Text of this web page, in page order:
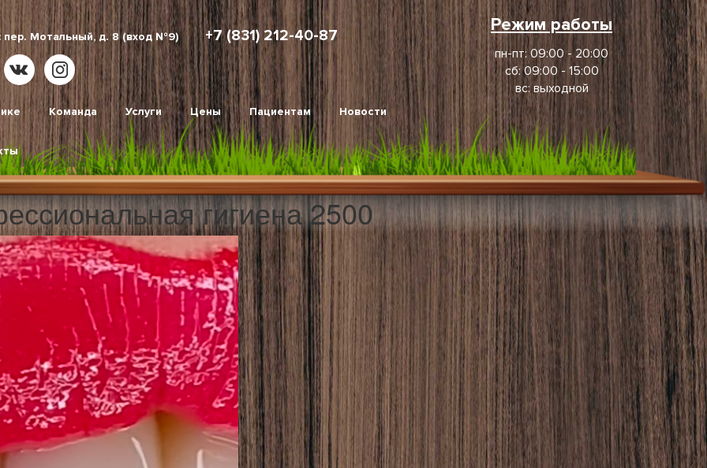
пер. Мотальный, д. 8 (вход №9) +7 (831) 212-40-87
Команда Услуги Цены Пациентам Новости
Режим работы
пн-пт: 09:00 - 20:00
сб: 09:00 - 15:00
вс: выходной
гигиена 2500